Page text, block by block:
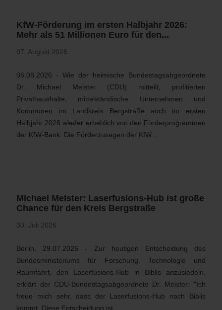
KfW-Förderung im ersten Halbjahr 2026:
Mehr als 51 Millionen Euro für den...
07. August 2026
06.08.2026 - Wie der heimische Bundestagsabgeordnete
Dr. Michael Meister (CDU) mitteilt, profitierten
Privathaushalte, mittelständische Unternehmen und
Kommunen im Landkreis Bergstraße auch im ersten
Halbjahr 2026 wieder erheblich von den Förderprogrammen
der KfW-Bank. Die Förderzusagen der KfW...
Michael Meister: Laserfusions-Hub ist große
Chance für den Kreis Bergstraße
30. Juli 2026
Berlin, 29.07.2026 - Zur heutigen Entscheidung des
Bundesministeriums für Forschung, Technologie und
Raumfahrt, den Laserfusions-Hub in Biblis anzusiedeln,
erklärt der CDU-Bundestagsabgeordnete Dr. Meister: "Ich
freue mich sehr, dass der Laserfusions-Hub nach Biblis
kommt. Diese Entscheidung ist...